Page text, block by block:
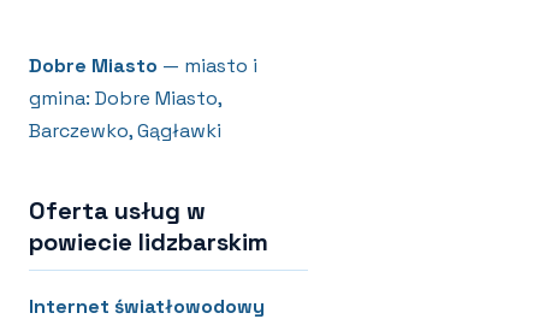
Dobre Miasto — miasto i
gmina: Dobre Miasto,
Barczewko, Gągławki
Oferta usług w
powiecie lidzbarskim
Internet światłowodowy